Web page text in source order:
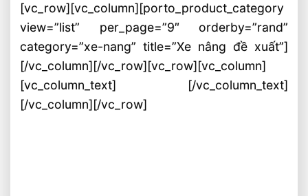
[vc_row][vc_column][porto_product_category
view=”list” per_page=”9″ orderby=”rand”
category=”xe-nang” title=”Xe nâng đề xuất”]
[/vc_column][/vc_row][vc_row][vc_column]
[vc_column_text] [/vc_column_text]
[/vc_column][/vc_row]